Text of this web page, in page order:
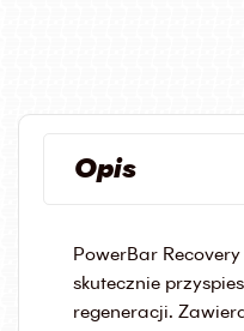
Opis
PowerBar
skutecznie
regeneracji.